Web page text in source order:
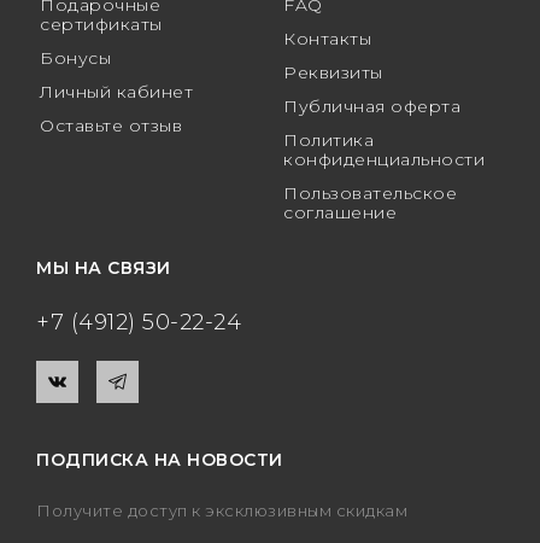
Подарочные
сертификаты
Бонусы
Личный кабинет
Оставьте отзыв
FAQ
Контакты
Реквизиты
Публичная оферта
Политика
конфиденциальности
Пользовательское
соглашение
МЫ НА СВЯЗИ
+7 (4912) 50-22-24
ПОДПИСКА НА НОВОСТИ
Получите доступ к эксклюзивным скидкам